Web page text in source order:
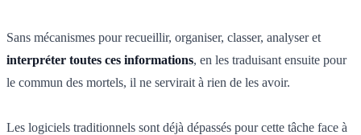
Sans mécanismes pour recueillir, organiser, classer, analyser et
interpréter toutes ces informations, en les traduisant ensuite pour
le commun des mortels, il ne servirait à rien de les avoir.
Les logiciels traditionnels sont déjà dépassés pour cette tâche face à